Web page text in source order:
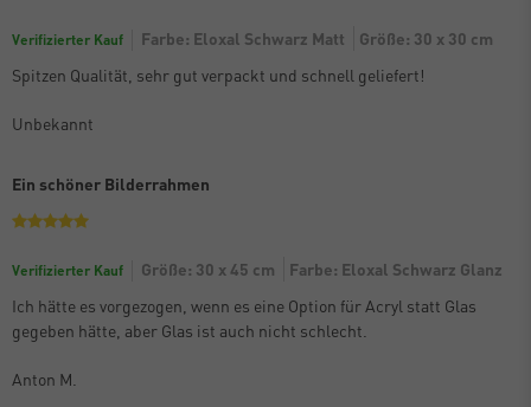
Verifizierter Kauf Farbe: Eloxal Schwarz Matt
Größe: 30 x 30 cm
Spitzen Qualität, sehr gut verpackt und schnell geliefert!
Unbekannt
Ein schöner Bilderrahmen
Verifizierter Kauf Größe: 30 x 45 cm
Farbe: Eloxal Schwarz Glanz
Ich hätte es vorgezogen, wenn es eine Option für Acryl statt Glas
gegeben hätte, aber Glas ist auch nicht schlecht.
Anton M.